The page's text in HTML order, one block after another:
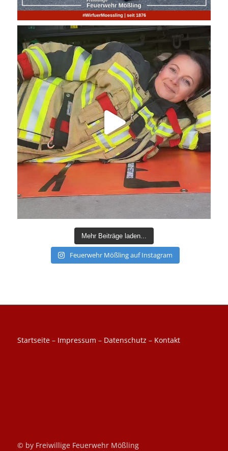
Mehr Beiträge laden...
Feuerwehr Mößling auf Instagram
Startseite– Impressum – Datenschutz – Kontakt
© by Freiwillige Feuerwehr Mößling